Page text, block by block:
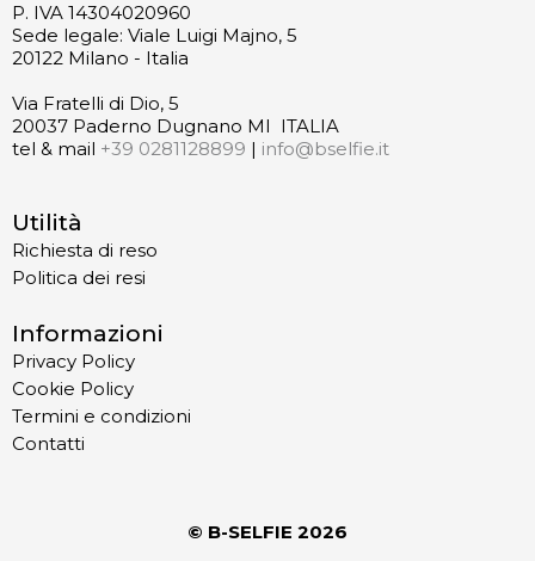
P. IVA 14304020960
Sede legale: Viale Luigi Majno, 5
20122 Milano - Italia
Via Fratelli di Dio, 5
20037 Paderno Dugnano MI ITALIA
tel & mail +39 0281128899 | info@bselfie.it
Utilità
Richiesta di reso
Politica dei resi
Informazioni
Privacy Policy
Cookie Policy
Termini e condizioni
Contatti
© B-SELFIE 2026